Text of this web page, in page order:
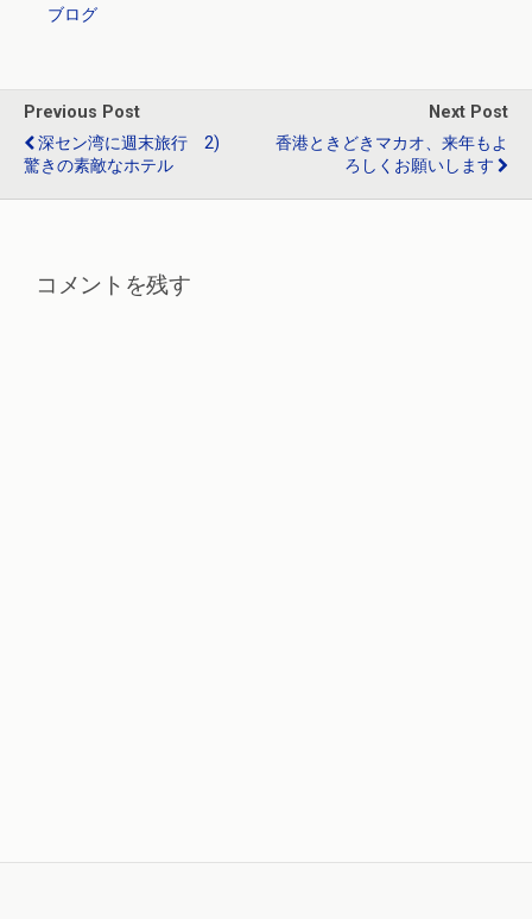
ブログ
Previous Post
深セン湾に週末旅行 2)
驚きの素敵なホテル
Next Post
香港ときどきマカオ、来年もよ
ろしくお願いします
コメントを残す